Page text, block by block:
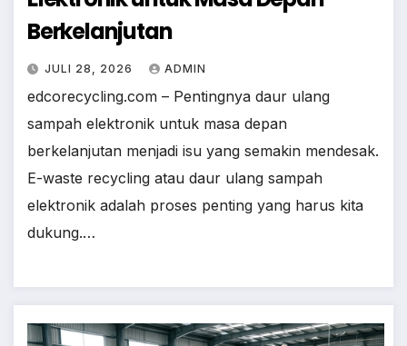
Berkelanjutan
JULI 28, 2026 ADMIN
edcorecycling.com – Pentingnya daur ulang
sampah elektronik untuk masa depan
berkelanjutan menjadi isu yang semakin mendesak.
E-waste recycling atau daur ulang sampah
elektronik adalah proses penting yang harus kita
dukung.…